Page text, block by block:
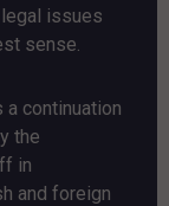
issues
sense.
continuation
the
in
and foreign